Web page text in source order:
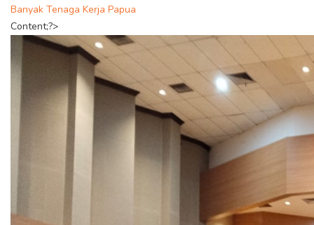
Banyak Tenaga Kerja Papua
Content;?>